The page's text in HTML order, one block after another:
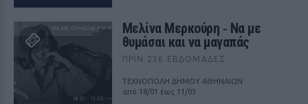
Μελίνα Μερκούρη ‑ Να με
θυμάσαι και να μαγαπάς
ΠΡΙΝ 236 ΕΒΔΟΜΆΔΕΣ
ΤΕΧΝΟΠΟΛΗ ΔΗΜΟΥ ΑΘΗΝΑΙΩΝ
από 18/01 έως 11/03